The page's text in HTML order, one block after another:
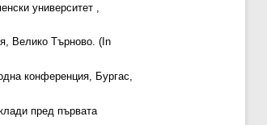
университет ,
Велико Търново. (In
конференция, Бургас,
пред първата